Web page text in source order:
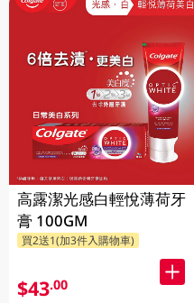
高露潔光感白輕悅薄荷牙
膏 100GM
買2送1(加3件入購物車)
$43.00